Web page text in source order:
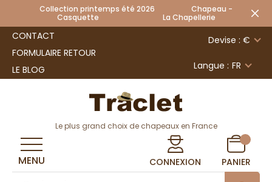
Collection printemps été 2026 Chapeau -
Casquette La Chapellerie
CONTACT
FORMULAIRE RETOUR
LE BLOG
Devise : €
Langue : FR
Le plus grand choix de chapeaux en France
CONNEXION PANIER
MENU